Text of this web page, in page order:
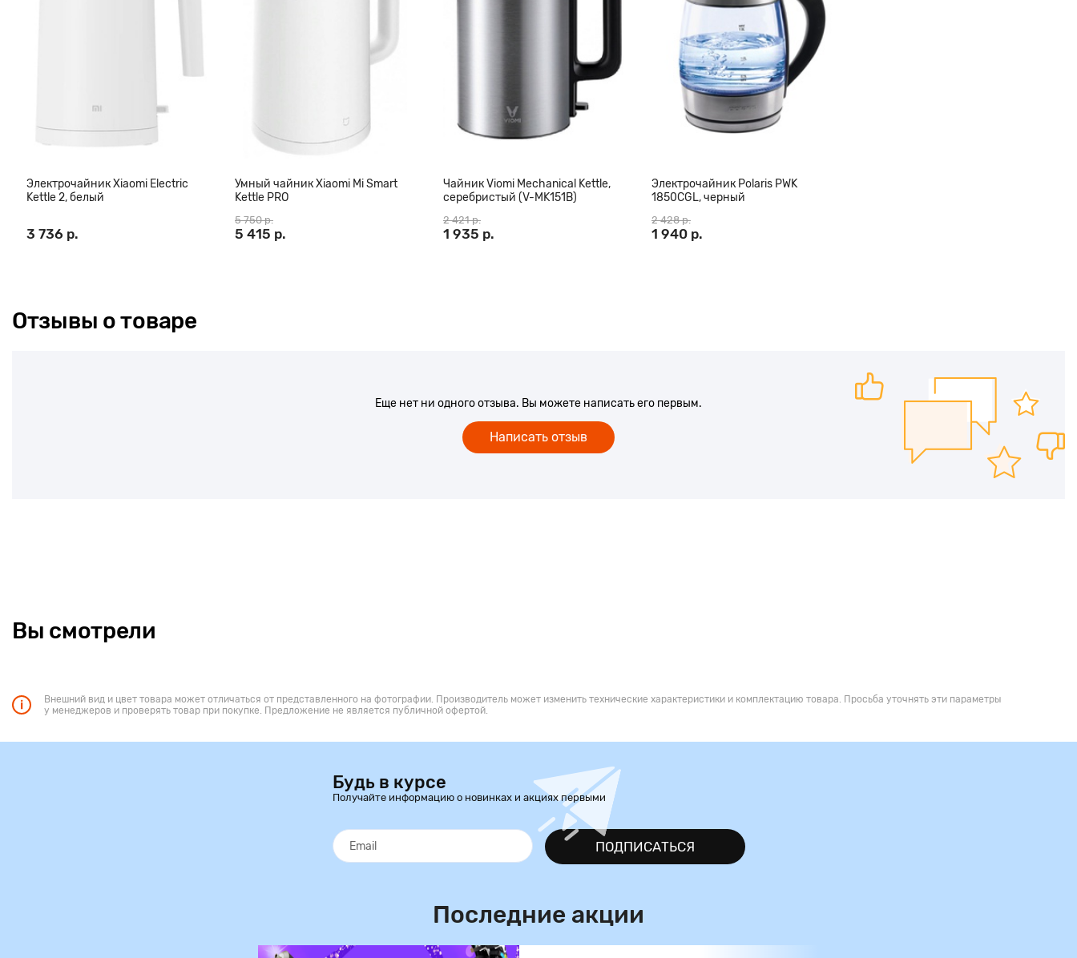
Соковыжималка Hurom HP-RBE12 - компактная модель второго поколения, сочетающая в себе
Благодаря этому сохраняется в 6 раза больше витамина С и в 4 раза больше энзимов, которые
помогают сохранять молодость.
Компактная модели Hurom идеально подходит для маленьких кухонь. Соковыжималка с
применением металлических вставок, почти бесшумная работа мотора, позволяет приготовить
свежий сок даже ранним утром не разбудив домочадцев.
Соковыжималка Hurom HP-RBE12 – универсальный прибор. Ее с успехом можно применять для
получение соков, практически, из любых фруктов (апельсины, лимоны, мандарины, грейпфруты,
Электрочайник Xiaomi Electric
Kettle 2, белый
3 736 р.
Умный чайник Xiaomi Mi Smart
Kettle PRO
5 750 р.
5 415 р.
Чайник Viomi Mechanical Kettle,
серебристый (V-MK151B)
2 421 р.
1 935 р.
Электрочайник Polaris PWK
1850CGL, черный
2 428 р.
1 940 р.
Отзывы о товаре
Еще нет ни одного отзыва. Вы можете написать его первым.
Написать отзыв
Вы смотрели
Внешний вид и цвет товара может отличаться от представленного на фотографии. Производитель может изменить технические характеристики и комплектацию товара. Просьба уточнять эти параметры
у менеджеров и проверять товар при покупке. Предложение не является публичной офертой.
Будь в курсе
Получайте информацию о новинках и акциях первыми
ПОДПИСАТЬСЯ
Последние акции